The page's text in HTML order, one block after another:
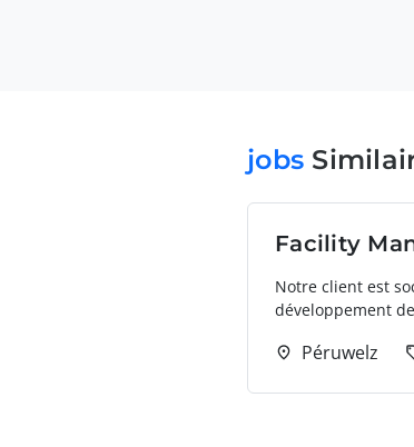
jobs
Facility
Notre client est
développement
Péruwelz